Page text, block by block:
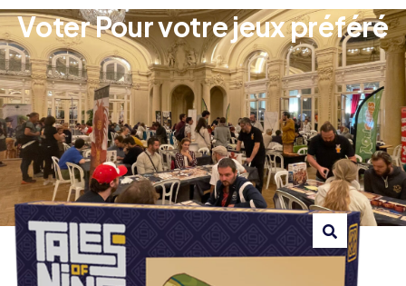
Voter Pour votre jeux préféré